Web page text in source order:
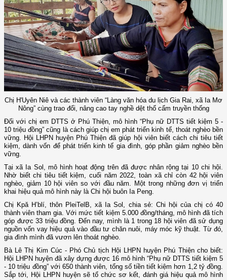
Chị H'Uyên Niê và các thành viên “Làng văn hóa du lịch Gia Rai, xã Ia Mơ
Nông” cùng trao đổi, nâng cao tay nghề dệt thổ cẩm truyền thống
Đối với chị em DTTS ở Phú Thiện, mô hình “Phụ nữ DTTS tiết kiệm 5 -
10 triệu đồng” cũng là cách giúp chị em phát triển kinh tế, thoát nghèo bền
vững. Hội LHPN huyện Phú Thiện đã giúp hội viên biết cách chi tiêu tiết
kiệm, dành vốn để phát triển kinh tế gia đình, góp phần giảm nghèo bền
vững.
Tại xã Ia Sol, mô hình hoạt động trên đã được nhân rộng tại 10 chi hội.
Nhờ biết chi tiêu tiết kiệm, cuối năm 2022, toàn xã chỉ còn 42 hội viên
nghèo, giảm 10 hội viên so với đầu năm. Một trong những đơn vị triển
khai hiệu quả mô hình này là Chi hội buôn Ia Peng.
Chị Kpă H’blí, thôn PleiTelB, xã Ia Sol, chia sẻ: Chi hội của chị có 40
thành viên tham gia. Với mức tiết kiệm 5.000 đồng/tháng, mô hình đã tích
góp được 33 triệu đồng. Đến nay, mình là 1 trong 18 hội viên đã sử dụng
nguồn vốn vay hiệu quả vào đầu tư chăn nuôi, máy móc kỹ thuật. Từ đó,
gia đình mình đã vươn lên thoát nghèo.
Bà Lê Thị Kim Cúc - Phó Chủ tịch Hội LHPN huyện Phú Thiện cho biết:
Hội LHPN huyện đã xây dựng được 16 mô hình “Phụ nữ DTTS tiết kiệm 5
- 10 triệu đồng” với 650 thành viên, tổng số tiền tiết kiệm hơn 1,2 tỷ đồng.
Sắp tới, Hội LHPN huyện sẽ tổ chức sơ kết, đánh giá hiệu quả mô hình